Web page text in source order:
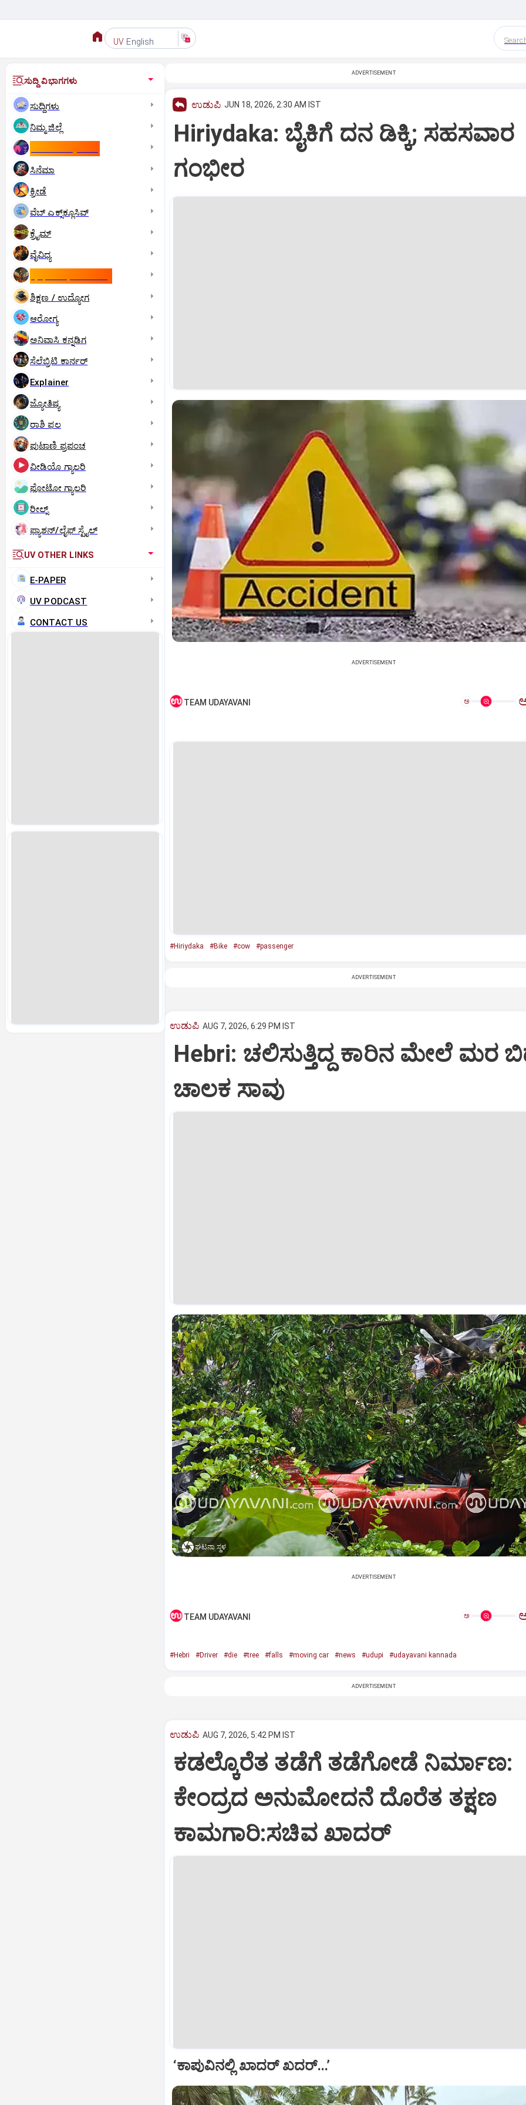
UV English
ಸುದ್ದಿ ವಿಭಾಗಗಳು
ಸುದ್ದಿಗಳು
ನಿಮ್ಮ ಜಿಲ್ಲೆ
ಸಿನೆಮಾ
ಕ್ರೀಡೆ
ವೆಬ್ ಎಕ್ಸ್‌ಕ್ಲೂಸಿವ್
ಕ್ರೈಮ್
ವೈವಿಧ್ಯ
ಶಿಕ್ಷಣ / ಉದ್ಯೋಗ
ಆರೋಗ್ಯ
ಅನಿವಾಸಿ ಕನ್ನಡಿಗ
ಸೆಲೆಬ್ರಿಟಿ ಕಾರ್ನರ್‌
Explainer
ಜ್ಯೋತಿಷ್ಯ
ರಾಶಿ ಫಲ
ಪುಟಾಣಿ ಪ್ರಪಂಚ
ವೀಡಿಯೊ ಗ್ಯಾಲರಿ
ಫೋಟೋ ಗ್ಯಾಲರಿ
ರೀಲ್ಸ್
ಫ್ಯಾಶನ್/ಲೈಫ್‌ ಸ್ಟೈಲ್
UV OTHER LINKS
E-PAPER
UV PODCAST
CONTACT US
ADVERTISEMENT
ಉಡುಪಿ JUN 18, 2026, 2:30 AM IST
Hiriydaka: ಬೈಕಿಗೆ ದನ ಡಿಕ್ಕಿ; ಸಹಸವಾರ
ಗಂಭೀರ
ADVERTISEMENT
TEAM UDAYAVANI ಅ
#Hiriydaka #Bike #cow #passenger
ADVERTISEMENT
ಉಡುಪಿ AUG 7, 2026, 6:29 PM IST
Hebri: ಚಲಿಸುತ್ತಿದ್ದ ಕಾರಿನ ಮೇಲೆ ಮರ
ಚಾಲಕ ಸಾವು
ಘಟನಾ ಸ್ಥಳ
ADVERTISEMENT
TEAM UDAYAVANI ಅ
#Hebri #Driver #die #tree #falls #moving car #news #udupi #udayavani kannada
ADVERTISEMENT
ಉಡುಪಿ AUG 7, 2026, 5:42 PM IST
ಕಡಲ್ಕೊರೆತ ತಡೆಗೆ ತಡೆಗೋಡೆ ನಿರ್ಮಾಣ:
ಕೇಂದ್ರದ ಅನುಮೋದನೆ ದೊರೆತ ತಕ್ಷಣ
ಕಾಮಗಾರಿ:ಸಚಿವ ಖಾದರ್
‘ಕಾಪುವಿನಲ್ಲಿ‌ ಖಾದರ್ ಖದರ್...’